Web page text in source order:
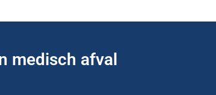
medisch afval